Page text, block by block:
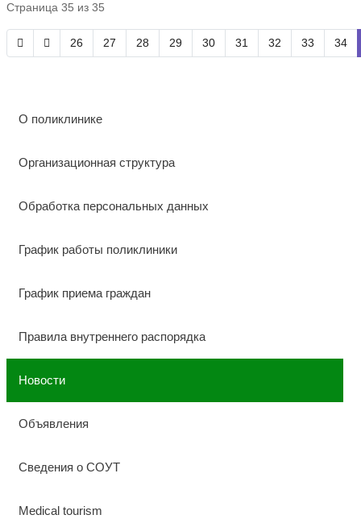
О поликлинике
Организационная структура
Обработка персональных данных
График работы поликлиники
График приема граждан
Правила внутреннего распорядка
Новости
Объявления
Сведения о СОУТ
Medical tourism
Страница 35 из 35
26 27 28 29 30 31 32 33 34